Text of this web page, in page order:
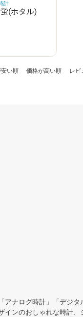
計
(ホタル)
い順 価格が高い順 レビ
アナログ時計」「デジ
インのおしゃれな時計